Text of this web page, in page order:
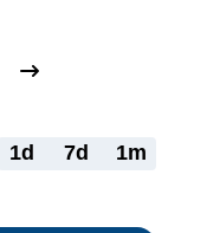
1d 7d 1m